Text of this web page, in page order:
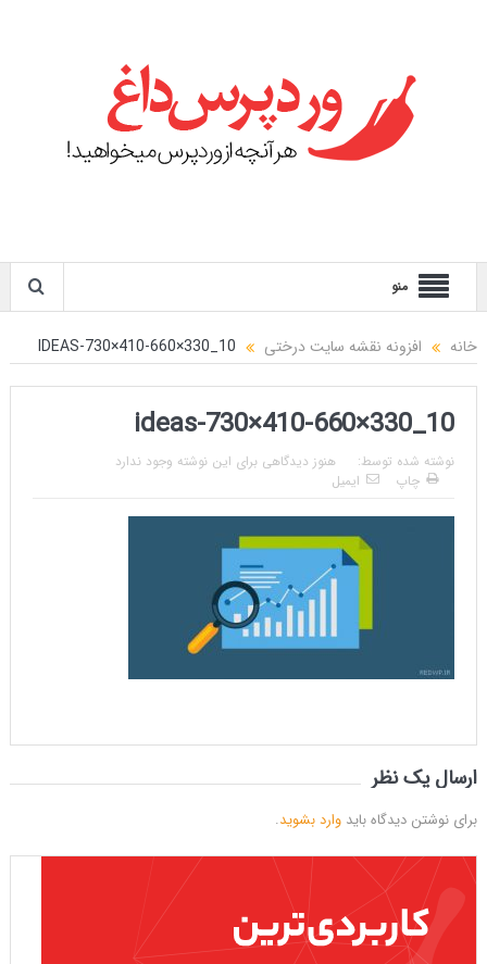
منو
خانه افزونه نقشه سایت درختی 10_IDEAS-730×410-660×330
10_ideas-730×410-660×330
نوشته شده توسط:
هنوز دیدگاهی برای این نوشته وجود ندارد
چاپ
ایمیل
ارسال یک نظر
برای نوشتن دیدگاه باید وارد بشوید.